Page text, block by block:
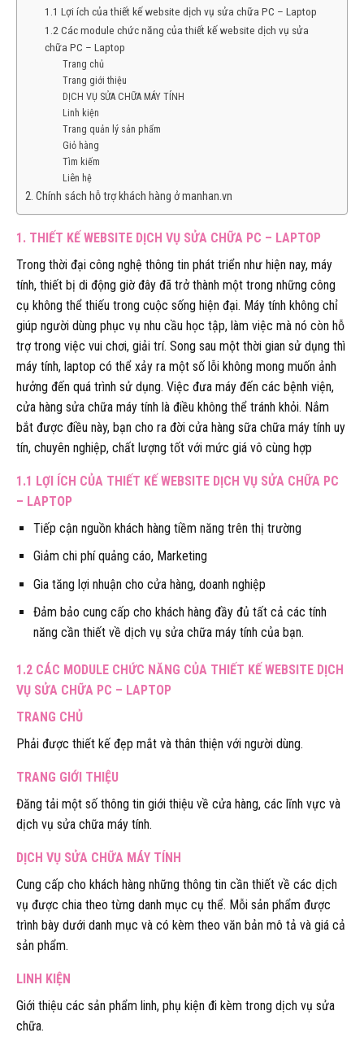
1.1 Lợi ích của thiết kế website dịch vụ sửa chữa PC – Laptop
1.2 Các module chức năng của thiết kế website dịch vụ sửa
chữa PC – Laptop
Trang chủ
Trang giới thiệu
DỊCH VỤ SỬA CHỮA MÁY TÍNH
Linh kiện
Trang quản lý sản phẩm
Giỏ hàng
Tìm kiếm
Liên hệ
2. Chính sách hỗ trợ khách hàng ở manhan.vn
1. THIẾT KẾ WEBSITE DỊCH VỤ SỬA CHỮA PC – LAPTOP
Trong thời đại công nghệ thông tin phát triển như hiện nay, máy
tính, thiết bị di động giờ đây đã trở thành một trong những công
cụ không thể thiếu trong cuộc sống hiện đại. Máy tính không chỉ
giúp người dùng phục vụ nhu cầu học tập, làm việc mà nó còn hỗ
trợ trong việc vui chơi, giải trí. Song sau một thời gian sử dụng thì
máy tính, laptop có thể xảy ra một số lỗi không mong muốn ảnh
hưởng đến quá trình sử dụng. Việc đưa máy đến các bệnh viện,
cửa hàng sửa chữa máy tính là điều không thể tránh khỏi. Nắm
bắt được điều này, bạn cho ra đời cửa hàng sữa chữa máy tính uy
tín, chuyên nghiệp, chất lượng tốt với mức giá vô cùng hợp
1.1 LỢI ÍCH CỦA THIẾT KẾ WEBSITE DỊCH VỤ SỬA CHỮA PC
– LAPTOP
Tiếp cận nguồn khách hàng tiềm năng trên thị trường
Giảm chi phí quảng cáo, Marketing
Gia tăng lợi nhuận cho cửa hàng, doanh nghiệp
Đảm bảo cung cấp cho khách hàng đầy đủ tất cả các tính
năng cần thiết về dịch vụ sửa chữa máy tính của bạn.
1.2 CÁC MODULE CHỨC NĂNG CỦA THIẾT KẾ WEBSITE DỊCH
VỤ SỬA CHỮA PC – LAPTOP
TRANG CHỦ
Phải được thiết kế đẹp mắt và thân thiện với người dùng.
TRANG GIỚI THIỆU
Đăng tải một số thông tin giới thiệu về cửa hàng, các lĩnh vực và
dịch vụ sửa chữa máy tính.
DỊCH VỤ SỬA CHỮA MÁY TÍNH
Cung cấp cho khách hàng những thông tin cần thiết về các dịch
vụ được chia theo từng danh mục cụ thể. Mỗi sản phẩm được
trình bày dưới danh mục và có kèm theo văn bản mô tả và giá cả
sản phẩm.
LINH KIỆN
Giới thiệu các sản phẩm linh, phụ kiện đi kèm trong dịch vụ sửa
chữa.